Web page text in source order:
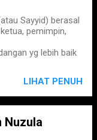
Sayyid) berasal
pemimpin,
yg lebih baik
LIHAT PENUH
Nuzula